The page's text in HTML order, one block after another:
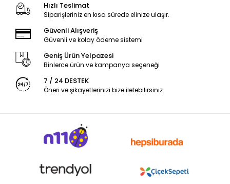
Hızlı Teslimat
Siparişleriniz en kısa sürede elinize ulaşır.
Güvenli Alışveriş
Güvenli ve kolay ödeme sistemi
Geniş Ürün Yelpazesi
Binlerce ürün ve kampanya seçeneği
7 / 24 DESTEK
Öneri ve şikayetlerinizi bize iletebilirsiniz.